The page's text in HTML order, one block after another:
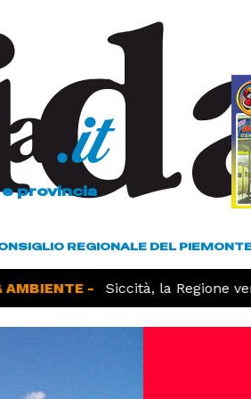
provincia
REGIONALE DEL
- Siccità, la Regione